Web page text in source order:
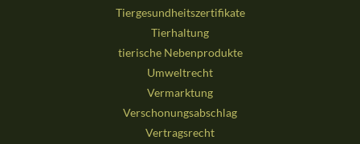
Tiergesundheitszertifikate
Tierhaltung
tierische Nebenprodukte
Umweltrecht
Vermarktung
Verschonungsabschlag
Vertragsrecht